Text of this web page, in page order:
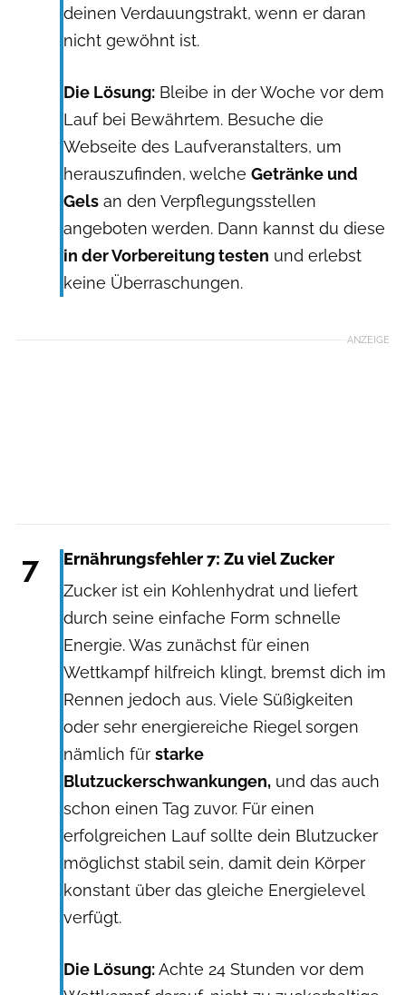
deinen Verdauungstrakt, wenn er daran
nicht gewöhnt ist.
Die Lösung: Bleibe in der Woche vor dem
Lauf bei Bewährtem. Besuche die
Webseite des Laufveranstalters, um
herauszufinden, welche Getränke und
Gels an den Verpflegungsstellen
angeboten werden. Dann kannst du diese
in der Vorbereitung testen und erlebst
keine Überraschungen.
ANZEIGE
7
Ernährungsfehler 7: Zu viel Zucker
Zucker ist ein Kohlenhydrat und liefert
durch seine einfache Form schnelle
Energie. Was zunächst für einen
Wettkampf hilfreich klingt, bremst dich im
Rennen jedoch aus. Viele Süßigkeiten
oder sehr energiereiche Riegel sorgen
nämlich für starke
Blutzuckerschwankungen, und das auch
schon einen Tag zuvor. Für einen
erfolgreichen Lauf sollte dein Blutzucker
möglichst stabil sein, damit dein Körper
konstant über das gleiche Energielevel
verfügt.
Die Lösung:Achte 24 Stunden vor dem